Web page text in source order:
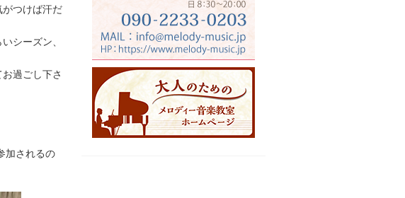
つけば汗だ
シーズン、
過ごし下さ
加されるの